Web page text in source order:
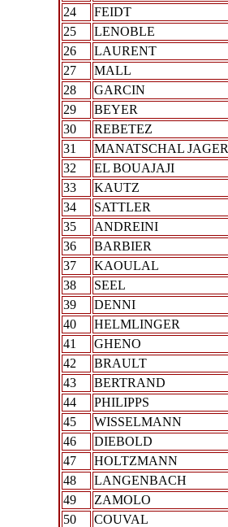
24
FEIDT
25
LENOBLE
26
LAURENT
27
MALL
28
GARCIN
29
BEYER
30
REBETEZ
31
MANATSCHAL JAGER
32
EL BOUAJAJI
33
KAUTZ
34
SATTLER
35
ANDREINI
36
BARBIER
37
KAOULAL
38
SEEL
39
DENNI
40
HELMLINGER
41
GHENO
42
BRAULT
43
BERTRAND
44
PHILIPPS
45
WISSELMANN
46
DIEBOLD
47
HOLTZMANN
48
LANGENBACH
49
ZAMOLO
50
COUVAL